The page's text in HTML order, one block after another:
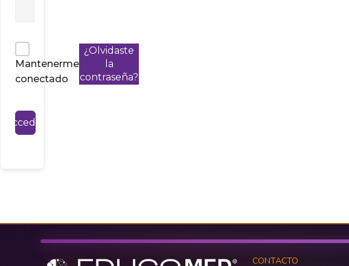
Mantenerme
conectado
¿Olvidaste
la
contraseña?
Acceder
CONTACTO